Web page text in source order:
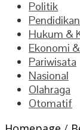
Politik
Pendidikan
Hukum &
Ekonomi
Pariwisata
Nasional
Olahraga
Otomatif